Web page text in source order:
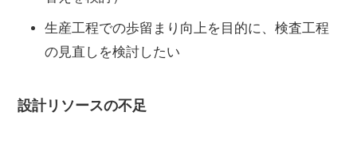
生産工程での歩留まり向上を目的に、検査工程
の見直しを検討したい
設計リソースの不足